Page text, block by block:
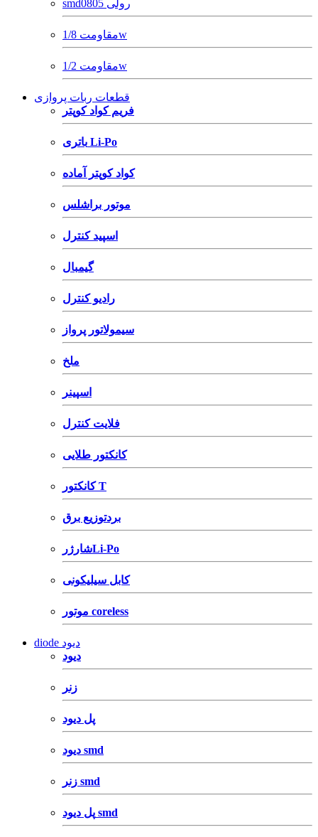
smd0805 رولی
مقاومت 1/8w
مقاومت 1/2w
قطعات ربات پروازی
فریم کواد کوپتر
باتری Li-Po
کواد کوپتر آماده
موتور براشلس
اسپید کنترل
گیمبال
رادیو کنترل
سیمولاتور پرواز
ملخ
اسپینر
فلایت کنترل
کانکتور طلایی
کانکتور T
بردتوزیع برق
شارژرLi-Po
کابل سیلیکونی
موتور coreless
diode دیود
دیود
زنر
پل دیود
دیود smd
زنر smd
پل دیود smd